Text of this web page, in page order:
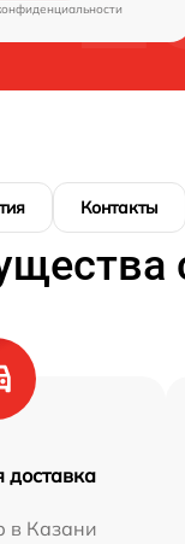
Контакты
доставка
в Казани